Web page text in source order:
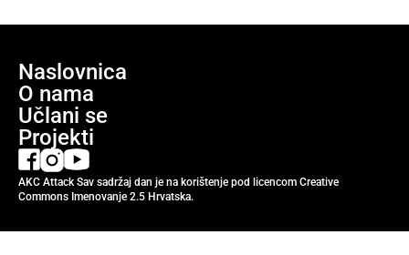
Naslovnica
O nama
Učlani se
Projekti
AKC Attack Sav sadržaj dan je na korištenje pod licencom Creative
Commons Imenovanje 2.5 Hrvatska.